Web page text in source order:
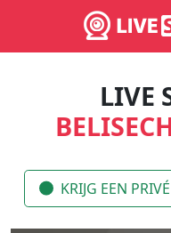
LIVE
KRIJG EEN